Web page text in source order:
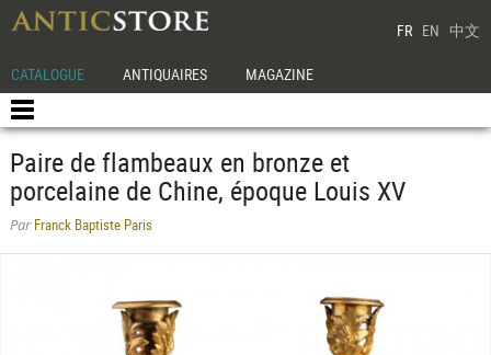
FR EN 中文
CATALOGUE ANTIQUAIRES MAGAZINE
Paire de flambeaux en bronze et
porcelaine de Chine, époque Louis XV
ParFranck Baptiste Paris